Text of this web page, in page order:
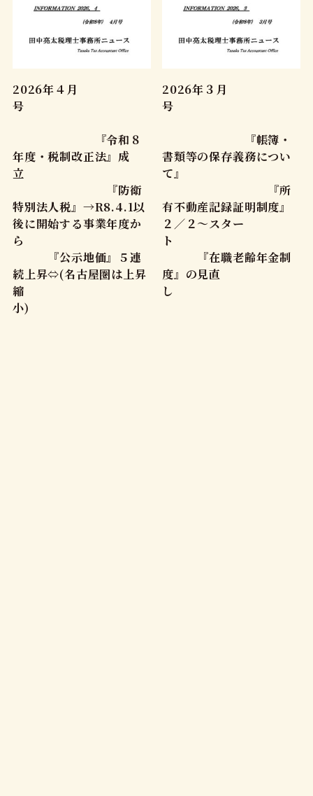
2026年４月
号
『令和８
年度・税制改正法』成
立
『防衛
特別法人税』→R8.4.1以
後に開始する事業年度か
ら
『公示地価』５連
続上昇⇔(名古屋圏は上昇
縮
小)
2026年３月
号
『帳簿・
書類等の保存義務につい
て』
『所
有不動産記録証明制度』
２／２～スター
ト
『在職老齢年金制
度』の見直
し